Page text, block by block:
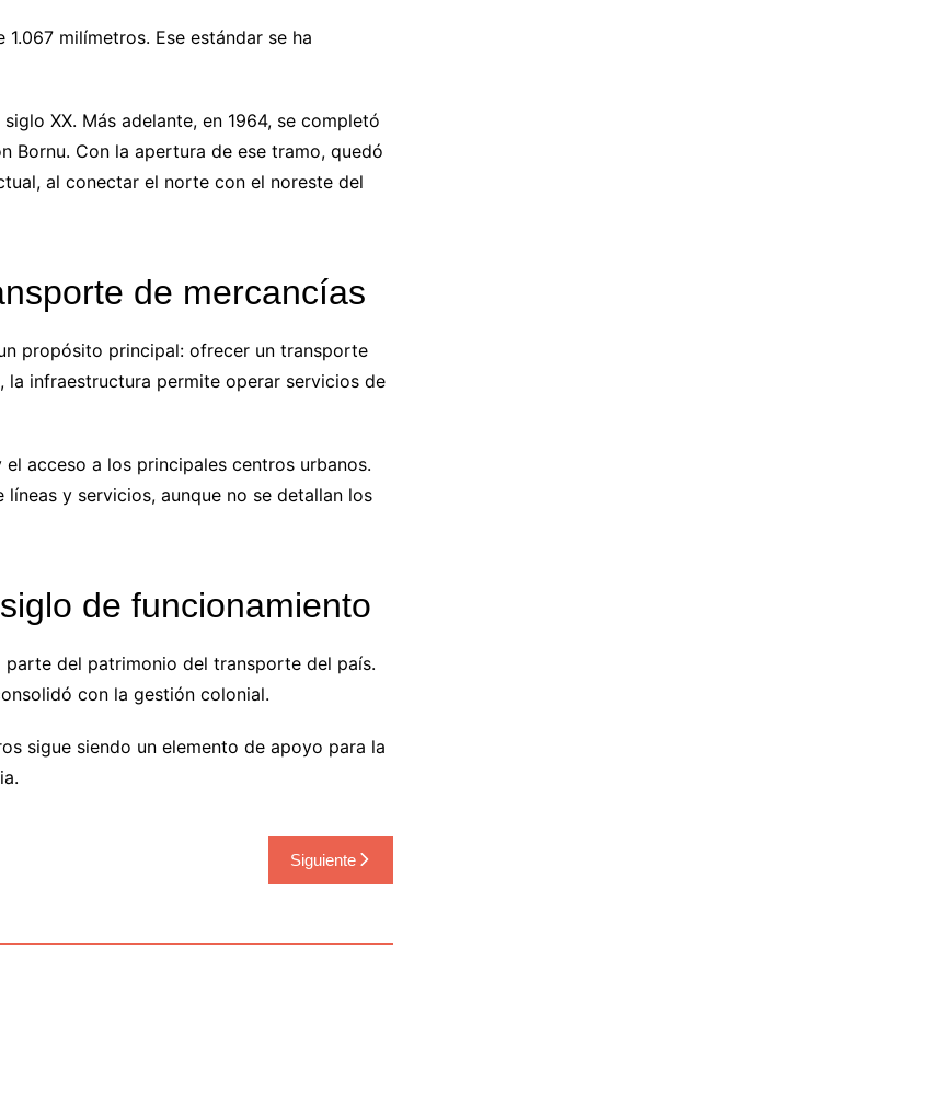
milímetros. Ese estándar se ha
XX. Más adelante, en 1964, se completó
Bornu. Con la apertura de ese tramo, quedó
al conectar el norte con el noreste del
de mercancías
propósito principal: ofrecer un transporte
infraestructura permite operar servicios de
acceso a los principales centros urbanos.
y servicios, aunque no se detallan los
de funcionamiento
del patrimonio del transporte del país.
con la gestión colonial.
sigue siendo un elemento de apoyo para la
Siguiente